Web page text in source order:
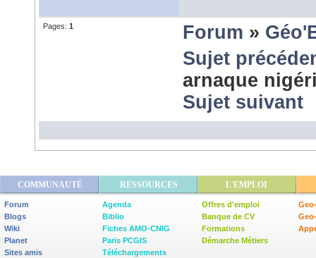
Pages: 1 Forum »
Sujet
arnaque
Sujet suivant
COMMUNAUTÉ RESSOURCES L'EMPLOI
Forum
Blogs
Wiki
Planet
Sites amis
Agenda
Biblio
Fiches AMO-CNIG
Paris PCGIS
Téléchargements
Offres d'emploi
Banque de CV
Formations
Démarche Métiers